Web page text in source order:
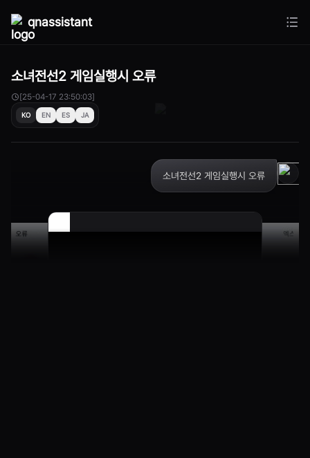
qnassistant
소녀전선2 게임실행시 오류
[25-04-17 23:50:03]
KO EN ES JA
소녀전선2 게임실행시 오류